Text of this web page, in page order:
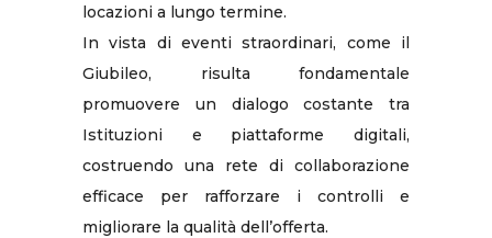
locazioni a lungo termine.
In vista di eventi straordinari, come il
Giubileo, risulta fondamentale
promuovere un dialogo costante tra
Istituzioni e piattaforme digitali,
costruendo una rete di collaborazione
efficace per rafforzare i controlli e
migliorare la qualità dell’offerta.